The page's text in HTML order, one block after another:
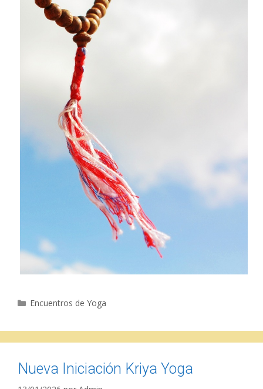
Categorías
Encuentros de Yoga
Nueva Iniciación Kriya Yoga